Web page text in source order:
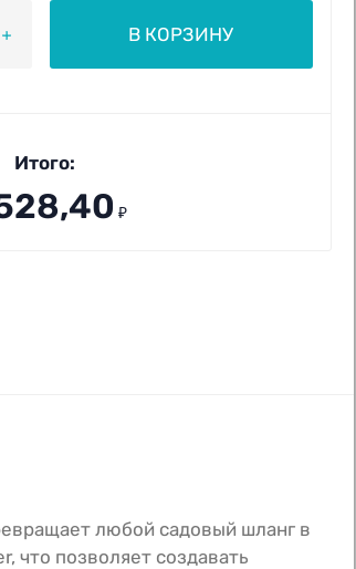
В КОРЗИНУ
Итого:
₽
любой садовый шланг в
что позволяет создавать